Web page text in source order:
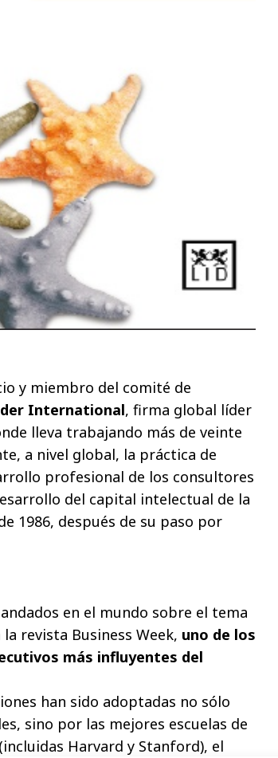
y miembro del comité de
International, firma global líder
lleva trabajando más de veinte
a nivel global, la práctica de
profesional de los consultores
del capital intelectual de la
1986, después de su paso por
en el mundo sobre el tema
revista Business Week, uno de los
más influyentes del
han sido adoptadas no sólo
sino por las mejores escuelas de
Harvard y Stanford), el